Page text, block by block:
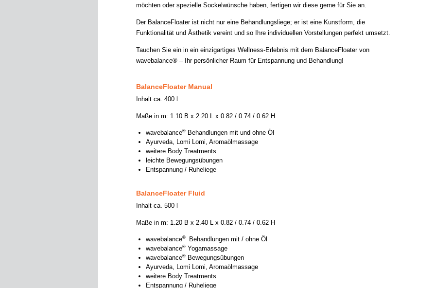
möchten oder spezielle Sockelwünsche haben, fertigen wir diese gerne für Sie an.
Der BalanceFloater ist nicht nur eine Behandlungsliege; er ist eine Kunstform, die
Funktionalität und Ästhetik vereint und so Ihre individuellen Vorstellungen perfekt umsetzt.
Tauchen Sie ein in ein einzigartiges Wellness-Erlebnis mit dem BalanceFloater von
wavebalance® – Ihr persönlicher Raum für Entspannung und Behandlung!
BalanceFloater Manual
Inhalt ca. 400 l
Maße in m: 1.10 B x 2.20 L x 0.82 / 0.74 / 0.62 H
wavebalance® Behandlungen mit und ohne Öl
Ayurveda, Lomi Lomi, Aromaölmassage
weitere Body Treatments
leichte Bewegungsübungen
Entspannung / Ruheliege
BalanceFloater Fluid
Inhalt ca. 500 l
Maße in m: 1.20 B x 2.40 L x 0.82 / 0.74 / 0.62 H
wavebalance®
Behandlungen mit / ohne Öl
wavebalance® Yogamassage
wavebalance® Bewegungsübungen
Ayurveda, Lomi Lomi, Aromaölmassage
weitere Body Treatments
Entspannung / Ruheliege